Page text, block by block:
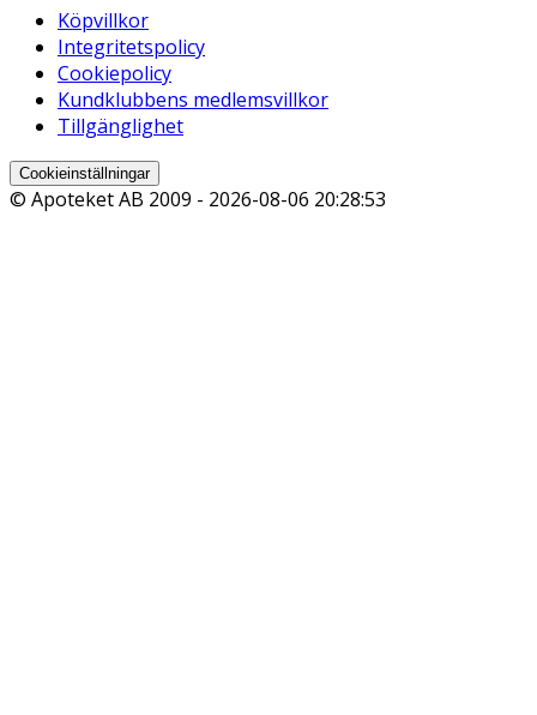
Köpvillkor
Integritetspolicy
Cookiepolicy
Kundklubbens medlemsvillkor
Tillgänglighet
Cookieinställningar
© Apoteket AB 2009 - 2026-08-06 20:28:53